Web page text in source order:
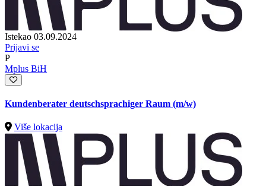
Istekao 03.09.2024
Prijavi se
P
Mplus BiH
Kundenberater deutschsprachiger Raum (m/w)
Više lokacija